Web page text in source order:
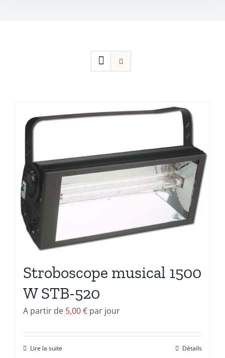
Stroboscope musical 1500
W STB-520
A partir de 5,00€ par jour
Lire la suite Détails